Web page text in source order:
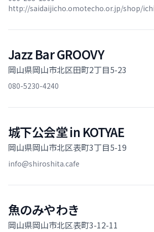
http://saidaijicho.omotecho.or.jp/shop/
Jazz Bar GROOVY
岡山県岡山市北区田町2丁目5-23
080-5230-4240
城下公会堂 in KOTYAE
岡山県岡山市北区表町3丁目5-19
info@shiroshita.cafe
魚のみやわき
岡山県岡山市北区表町3-12-11